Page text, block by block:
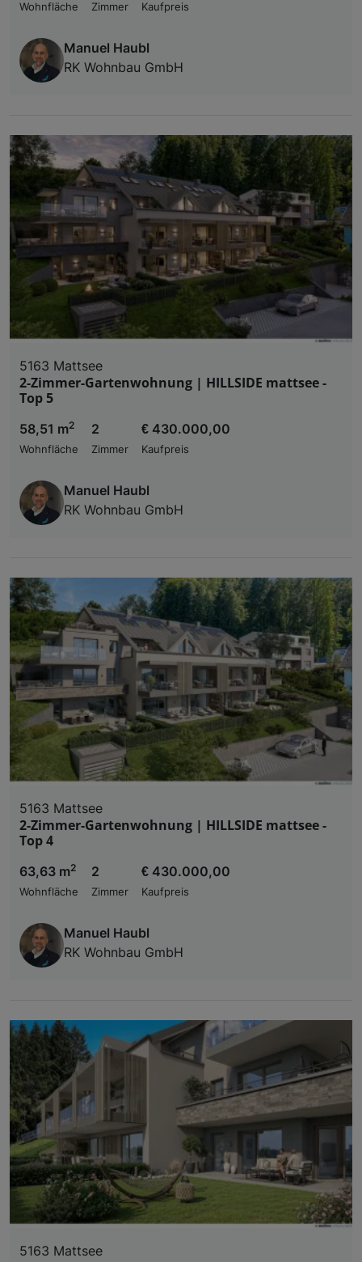
Wohnfläche
Zimmer Kaufpreis
Manuel Haubl
RK Wohnbau GmbH
5163 Mattsee
2-Zimmer-Gartenwohnung | HILLSIDE mattsee -
Top 5
58,51 m2
Wohnfläche
2
Zimmer
€ 430.000,00
Kaufpreis
Manuel Haubl
RK Wohnbau GmbH
5163 Mattsee
2-Zimmer-Gartenwohnung | HILLSIDE mattsee -
Top 4
63,63 m2
Wohnfläche
2
Zimmer
€ 430.000,00
Kaufpreis
Manuel Haubl
RK Wohnbau GmbH
5163 Mattsee